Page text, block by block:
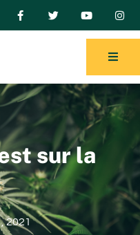
sur la
2021